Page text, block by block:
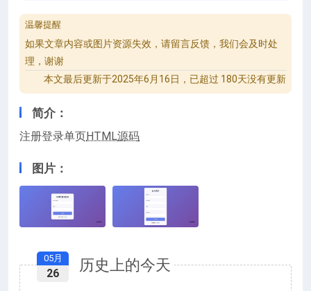
温馨提醒
如果文章内容或图片资源失效，请留言反馈，我们会及时处
理，谢谢
本文最后更新于2025年6月16日，已超过 180天没有更新
简介：
注册登录单页HTML源码
图片：
历史上的今天
05月
26